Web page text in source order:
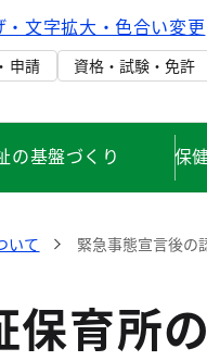
・文字拡大・色合い変更
申請 資格・試験・免許
の基盤づくり 保
いて 緊急事態宣言後の
育所